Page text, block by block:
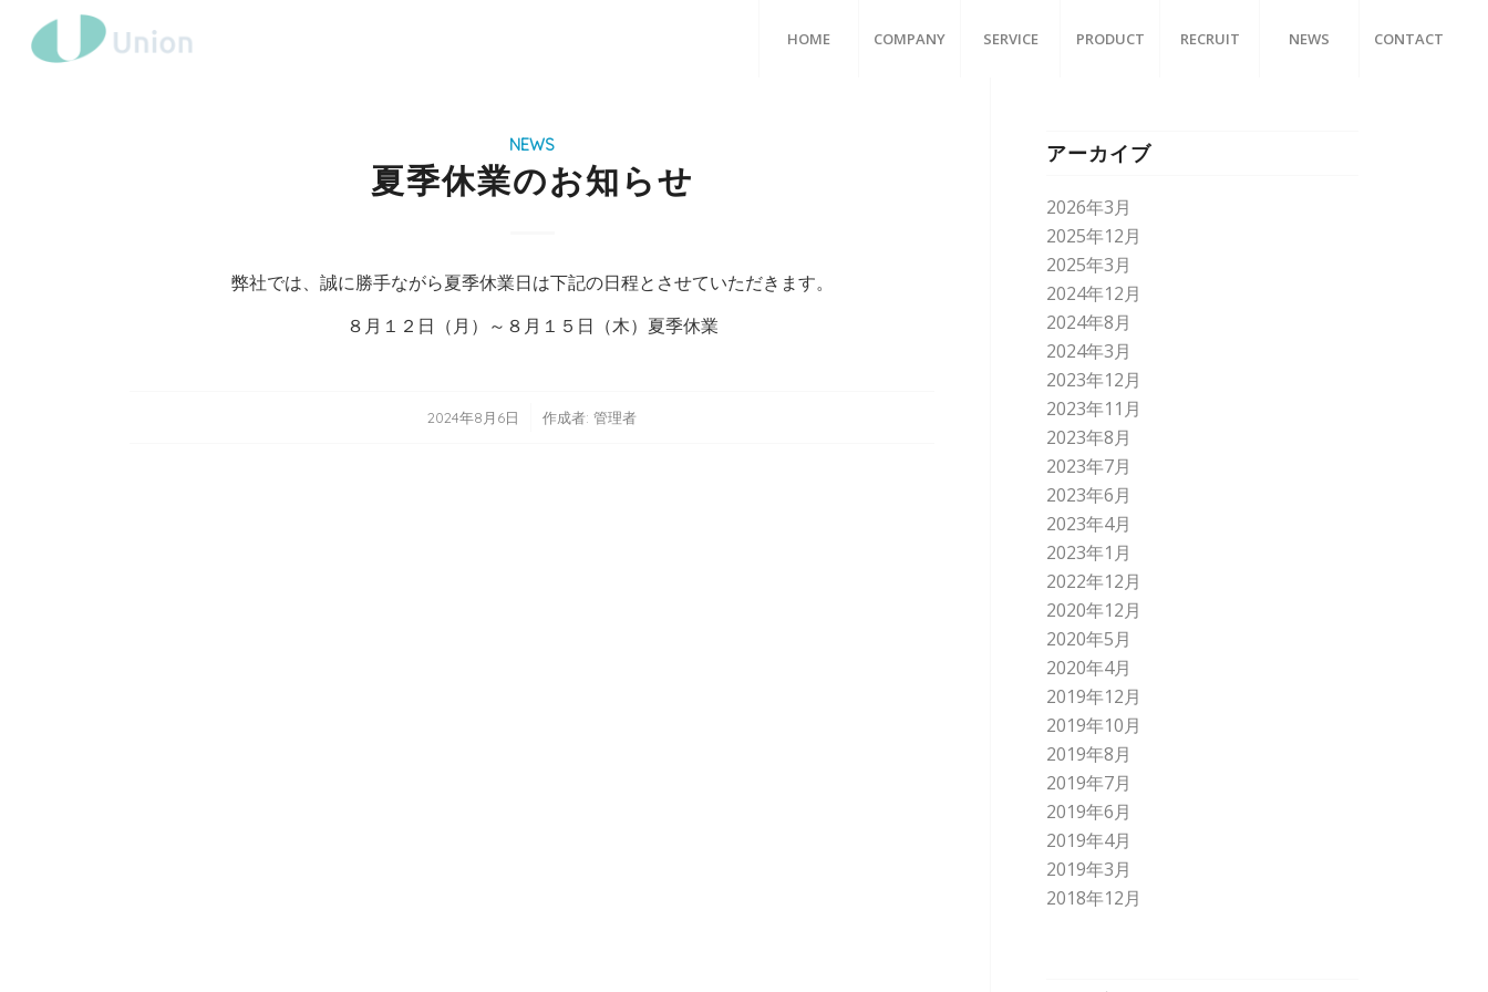
HOME COMPANY SERVICE PRODUCT RECRUIT NEWS CONTACT
NEWS
夏季休業のお知らせ
弊社では、誠に勝手ながら夏季休業日は下記の日程とさせていただきます。
８月１２日（月）～８月１５日（木）夏季休業
2024年8月6日
/ 作成者:管理者
アーカイブ
2026年3月
2025年12月
2025年3月
2024年12月
2024年8月
2024年3月
2023年12月
2023年11月
2023年8月
2023年7月
2023年6月
2023年4月
2023年1月
2022年12月
2020年12月
2020年5月
2020年4月
2019年12月
2019年10月
2019年8月
2019年7月
2019年6月
2019年4月
2019年3月
2018年12月